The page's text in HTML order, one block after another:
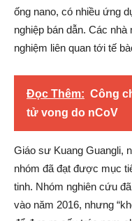
ống nano, có nhiều ứng
nghiệp bán dẫn. Các
nghiệm liên quan tới tế
Đọc Thêm: Công
tử vong do nCoV
Giáo sư Kuang Guangli,
nhóm đã đạt được mục
tinh. Nhóm nghiên cứu
vào năm 2016, nhưng